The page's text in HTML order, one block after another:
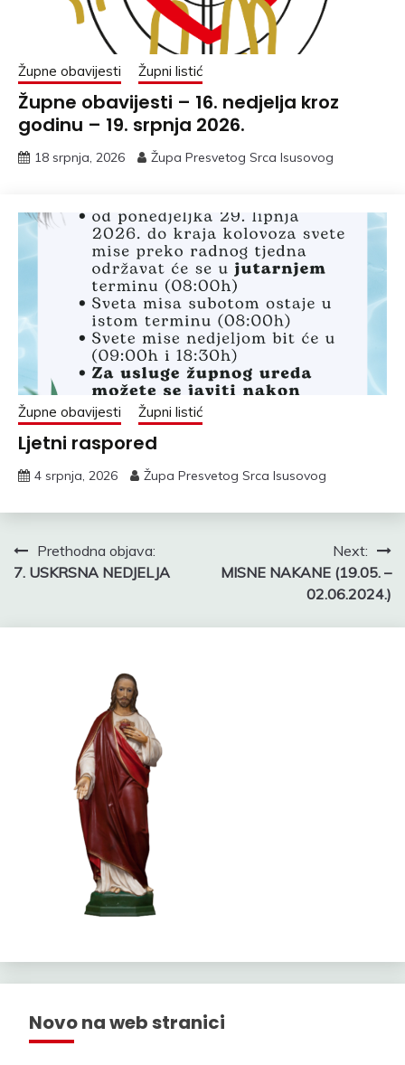
Župne obavijesti Župni listić
Župne obavijesti – 16. nedjelja kroz
godinu – 19. srpnja 2026.
18 srpnja, 2026 Župa Presvetog Srca Isusovog
Župne obavijesti Župni listić
Ljetni raspored
4 srpnja, 2026 Župa Presvetog Srca Isusovog
Navigacija
objava
Prethodna objava:
7. USKRSNA NEDJELJA
Next:
MISNE NAKANE (19.05. –
02.06.2024.)
Novo na web stranici